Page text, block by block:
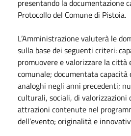
presentando la documentazione
Protocollo del Comune di Pistoia.
L’Amministrazione valuterà le
sulla base dei seguenti criteri:
promuovere e valorizzare la
comunale; documentata
analoghi negli anni precedenti;
culturali, sociali, di valorizzazioni
attrazioni contenute nel
dell’evento; originalità e